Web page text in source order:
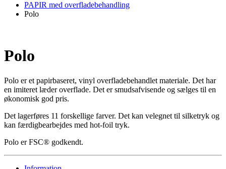
PAPIR med overfladebehandling
Polo
Polo
Polo er et papirbaseret, vinyl overfladebehandlet materiale. Det har
en imiteret læder overflade. Det er smudsafvisende og sælges til en
økonomisk god pris.
Det lagerføres 11 forskellige farver. Det kan velegnet til silketryk og
kan færdigbearbejdes med hot-foil tryk.
Polo er FSC® godkendt.